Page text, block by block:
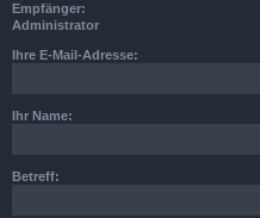
Empfänger:
Administrator
Ihre E-Mail-Adresse:
Ihr Name:
Betreff: